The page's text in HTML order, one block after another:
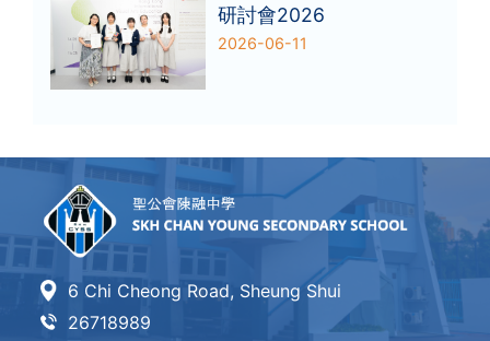
研討會2026
2026-06-11
6 Chi Cheong Road, Sheung Shui
26718989